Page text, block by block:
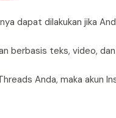
dapat dilakukan jika
berbasis teks, video,
Anda, maka akun